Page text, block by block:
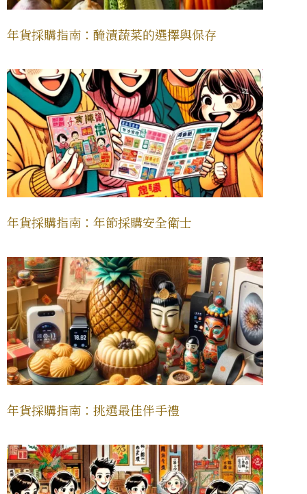
年貨採購指南：醃漬蔬菜的選擇與保存
年貨採購指南：年節採購安全衛士
年貨採購指南：挑選最佳伴手禮